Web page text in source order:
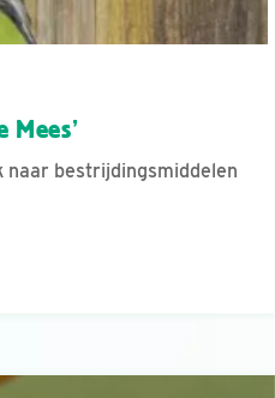
Mees’
naar bestrijdingsmiddelen